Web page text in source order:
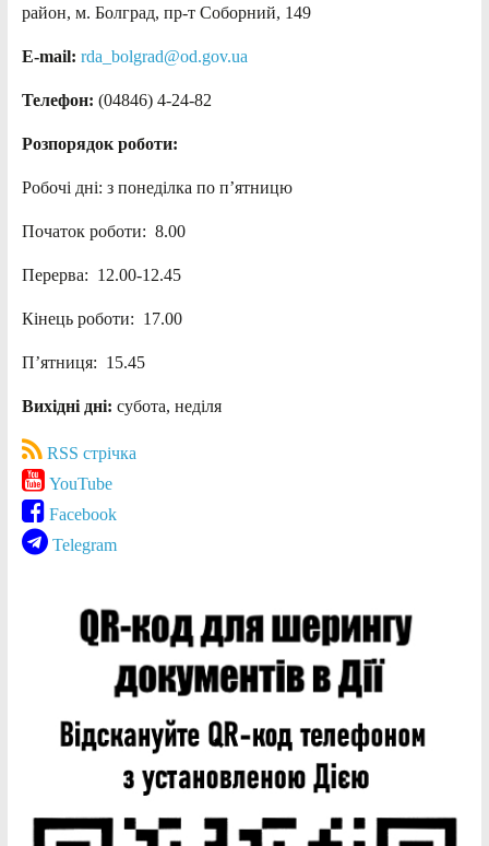
район, м. Болград, пр-т Соборний, 149
E-mail: rda_bolgrad@od.gov.ua
Телефон: (04846) 4-24-82
Розпорядок роботи:
Робочі дні: з понеділка по п’ятницю
Початок роботи: 8.00
Перерва: 12.00-12.45
Кінець роботи: 17.00
П’ятниця: 15.45
Вихідні дні: субота, неділя
RSS стрічка
YouTube
Facebook
Telegram